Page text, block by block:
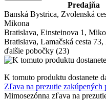
Predajňa
Banská Bystrica, Zvolenská
Mikona
Bratislava, Einsteinova 1,
Bratislava, Lamačská cesta
ďalšie pobočky (23)
K tomuto produktu dostanete
Zľava na prezutie zakúpených
Mimosezónna zľava na